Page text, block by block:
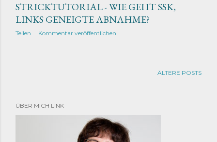
STRICKTUTORIAL - WIE GEHT SSK,
LINKS GENEIGTE ABNAHME?
Teilen Kommentar veröffentlichen
ÄLTERE POSTS
ÜBER MICH LINK